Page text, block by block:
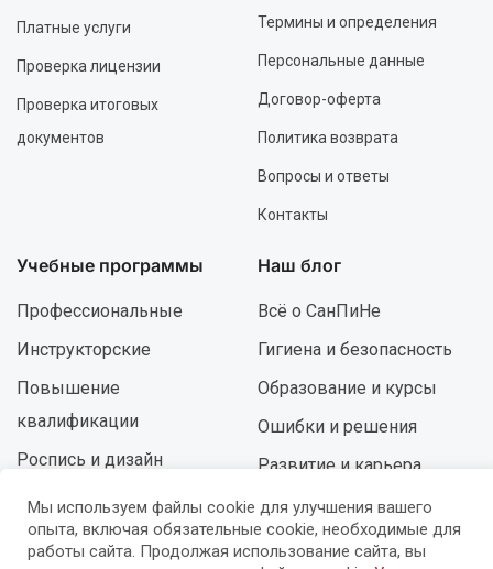
Платные услуги
Проверка лицензии
Проверка итоговых
документов
Термины и определения
Персональные данные
Договор-оферта
Политика возврата
Вопросы и ответы
Контакты
Учебные программы
Профессиональные
Инструкторские
Повышение
квалификации
Роспись и дизайн
Наш блог
Всё о СанПиНе
Гигиена и безопасность
Образование и курсы
Ошибки и решения
Развитие и карьера
© УЦ «Мастер-Профи» — 2015-2026 (14+)
ИП Милованов Д.В.
Мы используем файлы cookie для улучшения вашего
опыта, включая обязательные cookie, необходимые для
работы сайта. Продолжая использование сайта, вы